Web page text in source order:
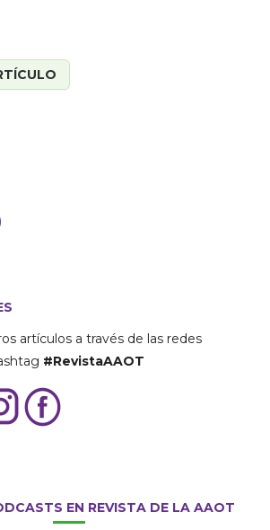
artículos a través de las redes
#RevistaAAOT
EN REVISTA DE LA AAOT